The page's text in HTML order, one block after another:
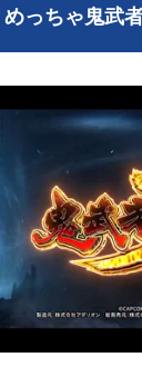
っちゃ鬼武